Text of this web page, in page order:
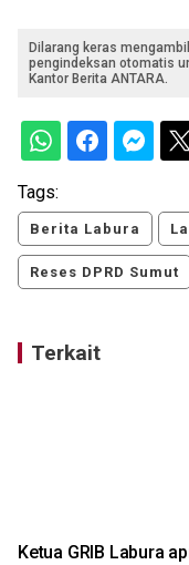
Dilarang keras
pengindeksan otomatis
Kantor Berita ANTARA.
Tags:
Berita Labura
Reses DPRD Sumut
Terkait
Ketua GRIB Labura